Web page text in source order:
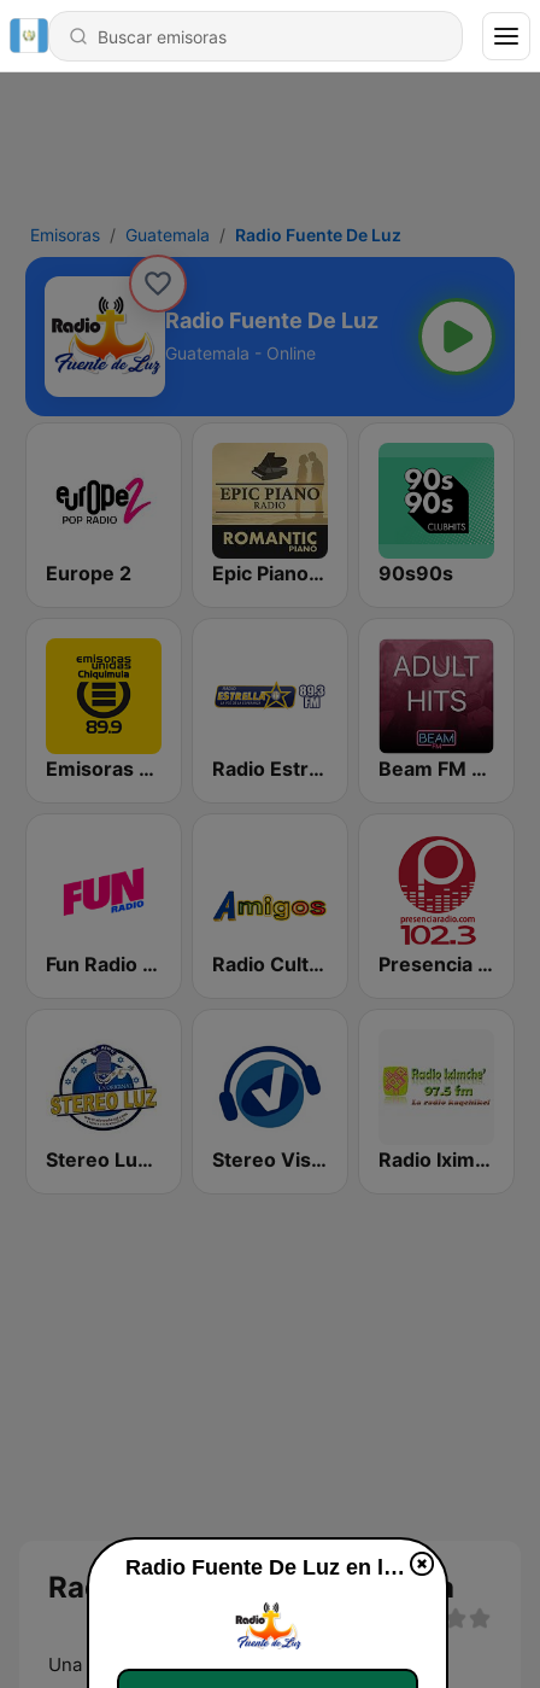
Emisoras Guatemala Radio Fuente De Luz
Radio Fuente De Luz
Guatemala - Online
Europe 2 Epic Piano - ROMANTIC PIANO 90s90s
Emisoras unidas Chiquimula 89.9 Radio Estrella Beam FM - Adult Hits
Fun Radio FRANCE Radio Cultural Amigos Presencia Radio
Stereo Luz Chimaltenango Guatemala Stereo Visión Guatemala Radio Iximche’
Radio Fuente De Luz en línea
Una Radio Que Bendice Tu Vida
Radio Fuente De Luz en línea